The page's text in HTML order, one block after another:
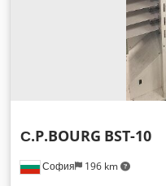
София 196 km
С.P.BOURG BST-10